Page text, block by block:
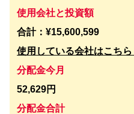
使用会社と投資額
合計：¥15,600,599
使用している会社はこちら
分配金今月
52,629円
分配金合計